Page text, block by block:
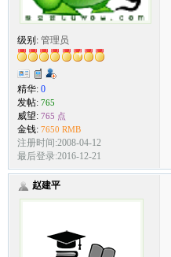
级别: 管理员
精华: 0
发帖: 765
威望: 765 点
金钱: 7650 RMB
注册时间:2008-04-12
最后登录:2016-12-21
赵建平